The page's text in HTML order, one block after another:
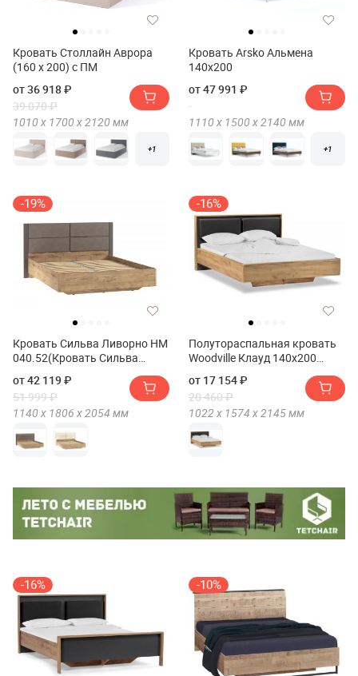
Кровать Столлайн Аврора
(160 х 200) с ПМ
от 36 918 ₽
39 070 ₽
1010 х 1700 х2120 мм
+1
Кровать Arsko Альмена
140x200
от 47 991 ₽
1110 х 1500 х2140 мм
+1
-19%
Кровать Сильва Ливорно НМ
040.52(Кровать Сильва
от 42 119 ₽
51 999 ₽
1140 х 1806 х 2054 мм
-16%
Полутораспальная кровать
Woodville Клауд 140х200
от 17 154 ₽
20 460 ₽
1022 х 1574 х 2145мм
-16% -10%